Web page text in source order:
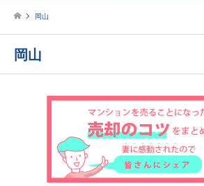
不動産投資
戸建売却
マンション売却
土地売却
イエジンくんの紹介
岡山
岡山